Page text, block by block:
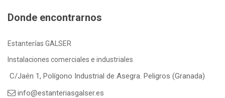
Donde encontrarnos
Estanterías GALSER
Instalaciones comerciales e industriales
C/Jaén 1, Polígono Industrial de Asegra. Peligros (Granada)
info@estanteriasgalser.es